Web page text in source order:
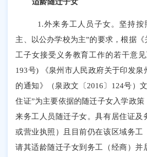
1.外来务工人员子女。坚持按
主、以公办学校为主”的要求，根据
工子女接受义务教育工作的若干意
193号)
《泉州市人民政府关于印发
的通知》（泉政文〔2016〕 124号）
住证”为主要依据的随迁子女入学政
来务工人员随迁子女。具有居住证及
或营业执照）且目前仍在该区域务工
请其适龄随迁子女到务工（经商）并